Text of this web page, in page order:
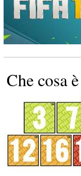
Che cosa